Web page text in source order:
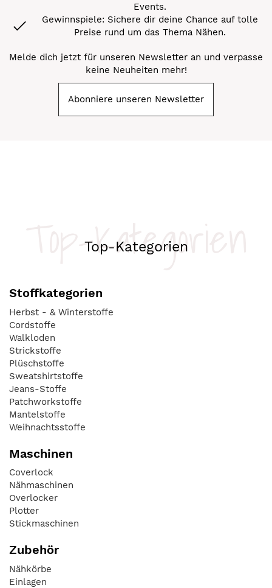
Events.
Gewinnspiele: Sichere dir deine Chance auf tolle
Preise rund um das Thema Nähen.
Melde dich jetzt für unseren Newsletter an und verpasse
keine Neuheiten mehr!
Abonniere unseren Newsletter
Top-Kategorien
Top-Kategorien
Stoffkategorien
Herbst - & Winterstoffe
Cordstoffe
Walkloden
Strickstoffe
Plüschstoffe
Sweatshirtstoffe
Jeans-Stoffe
Patchworkstoffe
Mantelstoffe
Weihnachtsstoffe
Maschinen
Coverlock
Nähmaschinen
Overlocker
Plotter
Stickmaschinen
Zubehör
Nähkörbe
Einlagen